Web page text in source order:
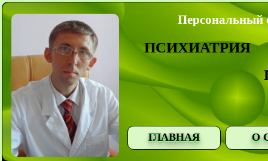
Персональный
ПСИХИАТРИЯ
ГЛАВНАЯ О